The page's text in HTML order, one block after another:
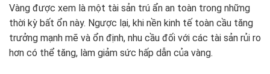
Vàng được xem là một tài sản trú ẩn an toàn trong những
thời kỳ bất ổn này. Ngược lại, khi nền kinh tế toàn cầu tăng
trưởng mạnh mẽ và ổn định, nhu cầu đối với các tài sản rủi ro
hơn có thể tăng, làm giảm sức hấp dẫn của vàng.